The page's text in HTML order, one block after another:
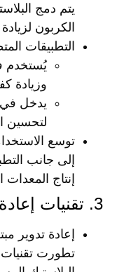
يتم دمج
الكربون
التطبيقات
يُستخدم
وزيادة
يدخل في
لتحسين
توسع
إلى جانب
إنتاج المعدات
3. تقنيات إعادة التدوير المتقدمة
إعادة تدوير
تطورت تقنيات